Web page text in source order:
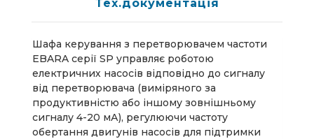
Тех.документація
Шафа керування з перетворювачем частоти
EBARA серії SP управляє роботою
електричних насосів відповідно до сигналу
від перетворювача (виміряного за
продуктивністю або іншому зовнішньому
сигналу 4-20 мА), регулюючи частоту
обертання двигунів насосів для підтримки